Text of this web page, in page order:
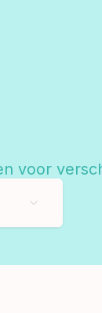
voor